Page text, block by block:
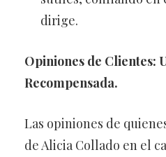
dirige.
Opiniones de Clientes:
Recompensada.
Las opiniones de
de Alicia Collado en el